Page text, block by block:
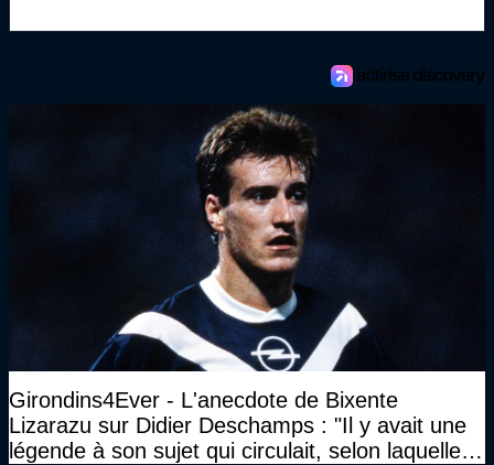
Girondins4Ever - L'anecdote de Bixente
Lizarazu sur Didier Deschamps : "Il y avait une
légende à son sujet qui circulait, selon laquelle il